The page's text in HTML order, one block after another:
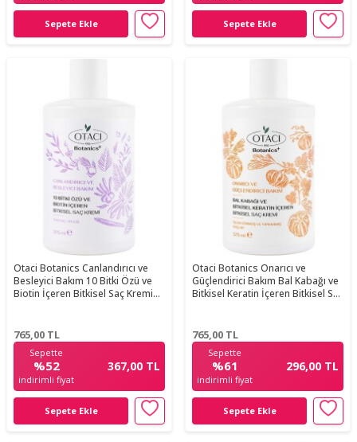
Sepete Ekle Sepete Ekle
Otaci Botanics Canlandırıcı ve
Besleyici Bakım 10 Bitki Özü ve
Biotin İçeren Bitkisel Saç Kremi
765,00 TL
Sepette
%52
indirimli fiyat
367,00 TL
Sepete Ekle
Otaci Botanics Onarıcı ve
Güçlendirici Bakım Bal Kabağı ve
Bitkisel Keratin İçeren Bitkisel Saç
765,00 TL
Sepette
%61
indirimli fiyat
296,00 TL
Sepete Ekle